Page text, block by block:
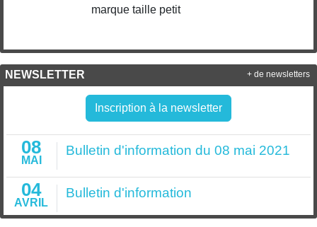
marque taille petit
NEWSLETTER
Inscription à la newsletter
08
MAI
Bulletin d'information du 08 mai 2021
04
AVRIL
Bulletin d'information
+ de newsletters